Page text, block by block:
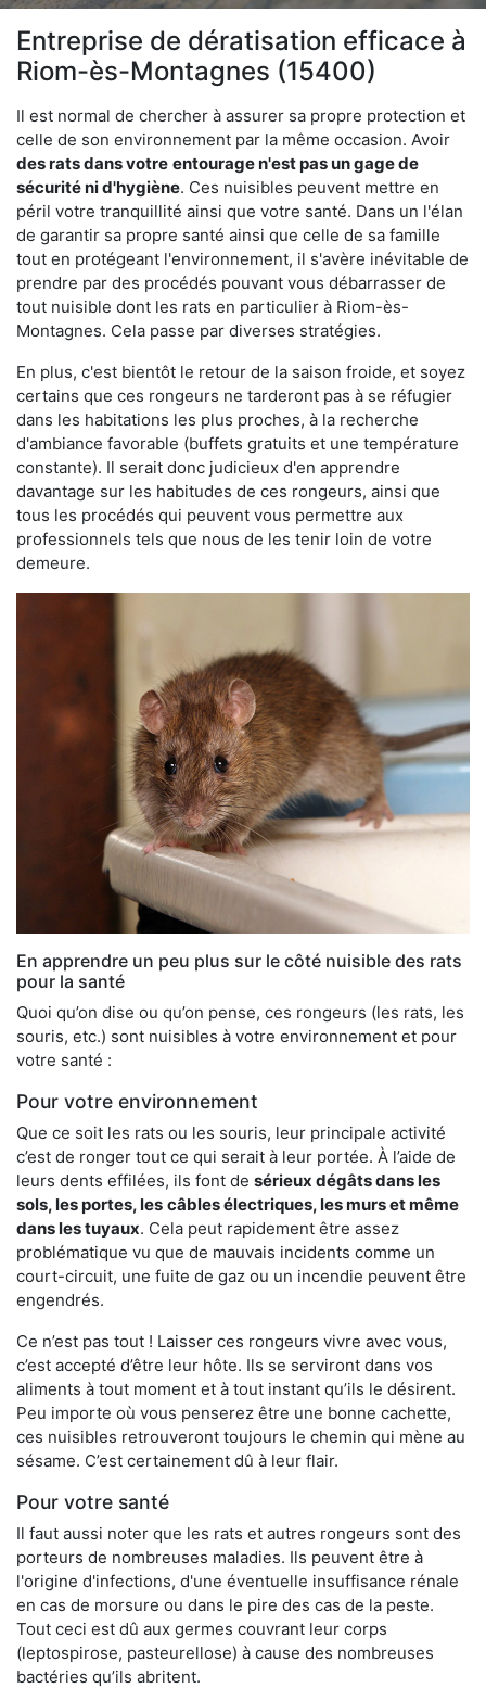
Entreprise de dératisation efficace à
Riom-ès-Montagnes (15400)
Il est normal de chercher à assurer sa propre protection et
celle de son environnement par la même occasion. Avoir
des rats dans votre entourage n'est pas un gage de
sécurité ni d'hygiène. Ces nuisibles peuvent mettre en
péril votre tranquillité ainsi que votre santé. Dans un l'élan
de garantir sa propre santé ainsi que celle de sa famille
tout en protégeant l'environnement, il s'avère inévitable de
prendre par des procédés pouvant vous débarrasser de
tout nuisible dont les rats en particulier à Riom-ès-
Montagnes. Cela passe par diverses stratégies.
En plus, c'est bientôt le retour de la saison froide, et soyez
certains que ces rongeurs ne tarderont pas à se réfugier
dans les habitations les plus proches, à la recherche
d'ambiance favorable (buffets gratuits et une température
constante). Il serait donc judicieux d'en apprendre
davantage sur les habitudes de ces rongeurs, ainsi que
tous les procédés qui peuvent vous permettre aux
professionnels tels que nous de les tenir loin de votre
demeure.
En apprendre un peu plus sur le côté nuisible des rats
pour la santé
Quoi qu’on dise ou qu’on pense, ces rongeurs (les rats, les
souris, etc.) sont nuisibles à votre environnement et pour
votre santé :
Pour votre environnement
Que ce soit les rats ou les souris, leur principale activité
c’est de ronger tout ce qui serait à leur portée. À l’aide de
leurs dents effilées, ils font de sérieux dégâts dans les
sols, les portes, les câbles électriques, les murs et même
dans les tuyaux. Cela peut rapidement être assez
problématique vu que de mauvais incidents comme un
court-circuit, une fuite de gaz ou un incendie peuvent être
engendrés.
Ce n’est pas tout ! Laisser ces rongeurs vivre avec vous,
c’est accepté d’être leur hôte. Ils se serviront dans vos
aliments à tout moment et à tout instant qu’ils le désirent.
Peu importe où vous penserez être une bonne cachette,
ces nuisibles retrouveront toujours le chemin qui mène au
sésame. C’est certainement dû à leur flair.
Pour votre santé
Il faut aussi noter que les rats et autres rongeurs sont des
porteurs de nombreuses maladies. Ils peuvent être à
l'origine d'infections, d'une éventuelle insuffisance rénale
en cas de morsure ou dans le pire des cas de la peste.
Tout ceci est dû aux germes couvrant leur corps
(leptospirose, pasteurellose) à cause des nombreuses
bactéries qu’ils abritent.